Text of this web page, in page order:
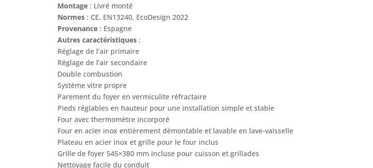
Montage : Livré monté
Normes : CE, EN13240, EcoDesign 2022
Provenance : Espagne
Autres caractéristiques :
Réglage de l’air primaire
Réglage de l’air secondaire
Double combustion
Système vitre propre
Parement du foyer en vermiculite réfractaire
Pieds réglables en hauteur pour une installation simple et stable
Four avec thermomètre incorporé
Four en acier inox entièrement démontable et lavable en lave-vaisselle
Plateau en acier inox et grille pour le four inclus
Grille de foyer 545×380 mm incluse pour cuisson et grillades
Nettoyage facile du conduit